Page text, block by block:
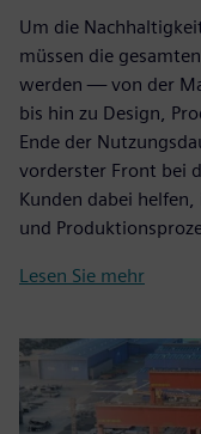
Um die
müssen die
werden — von der
bis hin zu Design,
Ende der
vorderster Front bei
Kunden dabei
und
Lesen Sie mehr